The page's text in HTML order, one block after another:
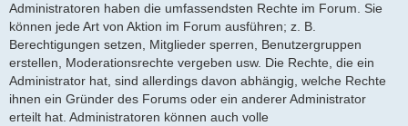
Administratoren haben die umfassendsten Rechte im Forum. Sie
können jede Art von Aktion im Forum ausführen; z. B.
Berechtigungen setzen, Mitglieder sperren, Benutzergruppen
erstellen, Moderationsrechte vergeben usw. Die Rechte, die ein
Administrator hat, sind allerdings davon abhängig, welche Rechte
ihnen ein Gründer des Forums oder ein anderer Administrator
erteilt hat. Administratoren können auch volle